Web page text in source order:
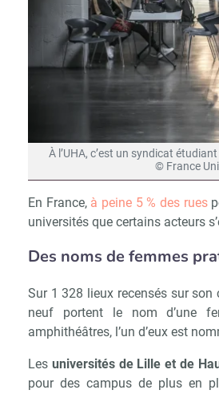
À l’UHA, c’est un syndicat
© France
En France, à peine 5 % des rues
universités que certains acteurs
Des noms de femmes
Sur 1 328 lieux recensés sur son
neuf portent le nom d’une
amphithéâtres, l’un d’eux est
Les universités de Lille et de
pour des campus de plus en